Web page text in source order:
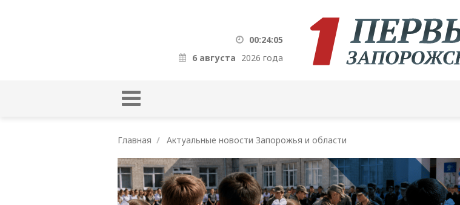
00:24:06
6 августа 2026 года
Главная Актуальные новости Запорожья и области